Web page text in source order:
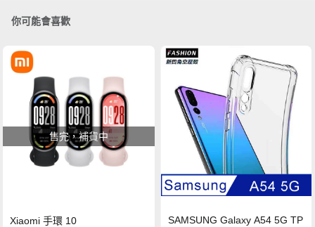
你可能會喜歡
售完，補貨中
Xiaomi 手環 10
SAMSUNG Galaxy A54 5G TP